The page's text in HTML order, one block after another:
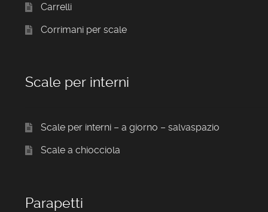
Carrelli
Corrimani per scale
Scale per interni
Scale per interni – a giorno – salvaspazio
Scale a chiocciola
Parapetti